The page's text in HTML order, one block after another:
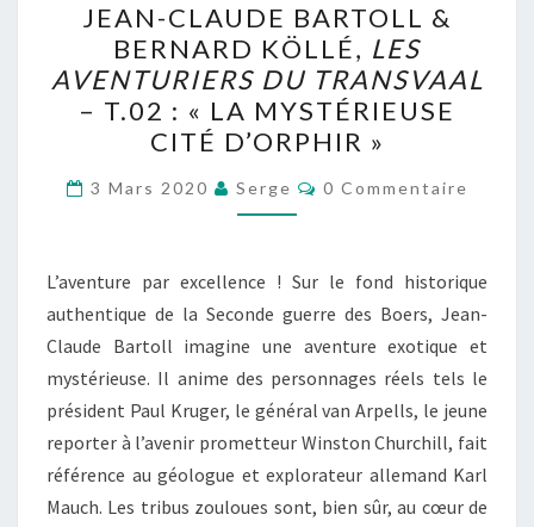
CLAUDE
BARTOLL
&
BERNARD
KÖLLÉ,
LES
AVENTURIERS
TRANSVAAL
–
T.02
« LA
MYSTÉRIEUSE
CITÉ
D’ORPHIR »
JEAN-CLAUDE BARTOLL &
BERNARD KÖLLÉ, LES
AVENTURIERS DU TRANSVAAL
– T.02 : « LA MYSTÉRIEUSE
CITÉ D’ORPHIR »
3 Mars 2020 Serge Commentaires
0 Commentaire
L’aventure par excellence ! Sur le fond historique
authentique de la Seconde guerre des Boers, Jean-
Claude Bartoll imagine une aventure exotique et
mystérieuse. Il anime des personnages réels tels le
président Paul Kruger, le général van Arpells, le jeune
reporter à l’avenir prometteur Winston Churchill, fait
référence au géologue et explorateur allemand Karl
Mauch. Les tribus zouloues sont, bien sûr, au cœur de